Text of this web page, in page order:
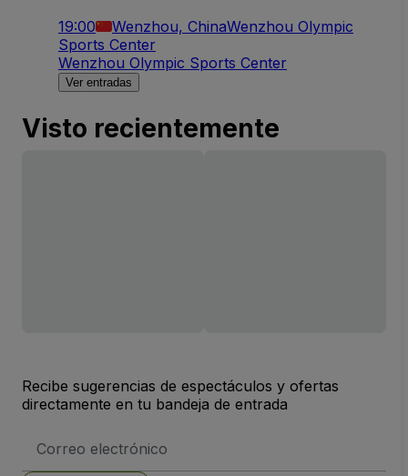
19:00 Wenzhou, ChinaWenzhou Olympic
Sports Center
Wenzhou Olympic Sports Center
Ver entradas
Visto recientemente
Recibe sugerencias de espectáculos y ofertas
directamente en tu bandeja de entrada
de